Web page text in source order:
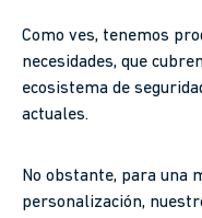
Como ves, tenemos
necesidades, que
ecosistema de
actuales.
No obstante, para una
personalización,